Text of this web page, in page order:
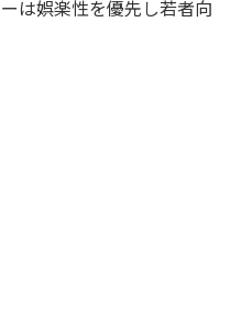
は娯楽性を優先し若者向